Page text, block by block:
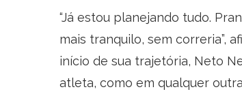
“Já estou planejando tudo.
mais tranquilo, sem correria”,
início de sua trajetória, Neto
atleta, como em qualquer